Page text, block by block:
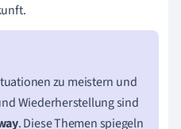
zu meistern und
Wiederherstellung sind
. Diese Themen spiegeln